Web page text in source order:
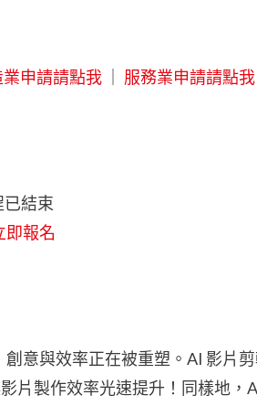
申請請點我 服務業申請請點我
結束
即報名
意與效率正在被重塑。AI 影片
片製作效率光速提升！同樣地，